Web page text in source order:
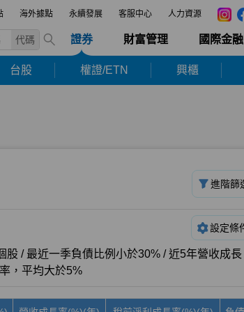
海外據點 永續發展 客服中心 人力資源
代碼 證券 財富管理 國際金融
台股 權證/ETN 興櫃